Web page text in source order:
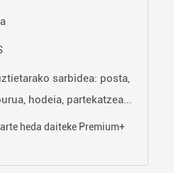
sarbidea: posta,
hodeia, partekatzea...
heda daiteke Premium+